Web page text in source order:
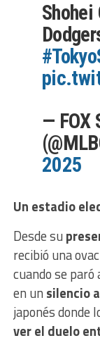
— FOX
2025
Un estadio
Desde su
recibió una
cuando se
en un silencio
japonés donde
ver el duelo